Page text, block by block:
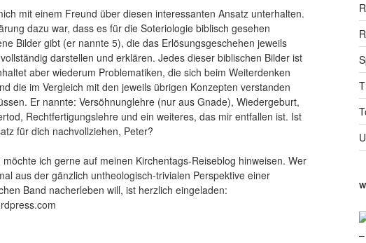
mit einem Freund über diesen interessanten Ansatz unterhalten.
dazu war, dass es für die Soteriologie biblisch gesehen
Bilder gibt (er nannte 5), die das Erlösungsgeschehen jeweils
darstellen und erklären. Jedes dieser biblischen Bilder ist
aber wiederum Problematiken, die sich beim Weiterdenken
die im Vergleich mit den jeweils übrigen Konzepten verstanden
Er nannte: Versöhnunglehre (nur aus Gnade), Wiedergeburt,
Rechtfertigungslehre und ein weiteres, das mir entfallen ist. Ist
für dich nachvollziehen, Peter?
möchte ich gerne auf meinen Kirchentags-Reiseblog hinweisen. Wer
aus der gänzlich untheologisch-trivialen Perspektive einer
Band nacherleben will, ist herzlich eingeladen: